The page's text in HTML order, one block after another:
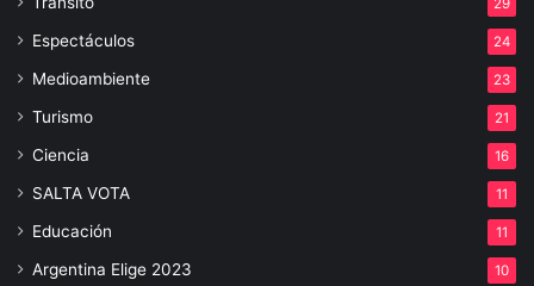
29
Espectáculos 24
Medioambiente 23
Turismo 21
Ciencia 16
SALTA VOTA 11
Educación 11
Argentina Elige 2023 10